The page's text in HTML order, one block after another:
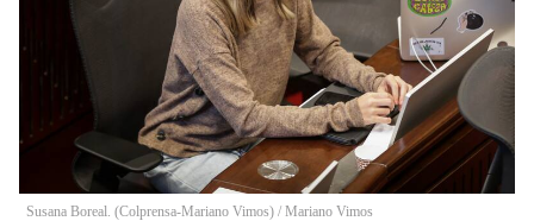
Susana Boreal. (Colprensa-Mariano Vimos) / Mariano Vimos